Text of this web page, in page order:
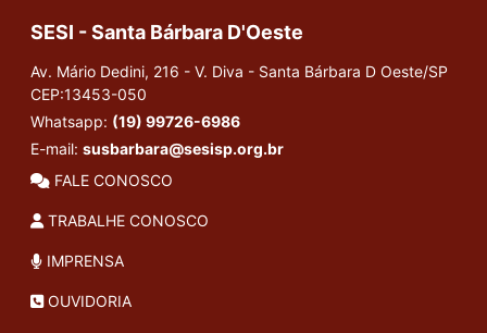
SESI - Santa Bárbara D'Oeste
Av. Mário Dedini, 216 - V. Diva - Santa Bárbara D Oeste/SP
CEP:13453-050
Whatsapp: (19) 99726-6986
E-mail: susbarbara@sesisp.org.br
FALE CONOSCO
TRABALHE CONOSCO
IMPRENSA
OUVIDORIA